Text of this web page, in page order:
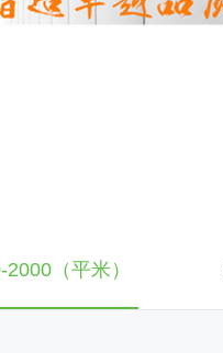
2000（平米）